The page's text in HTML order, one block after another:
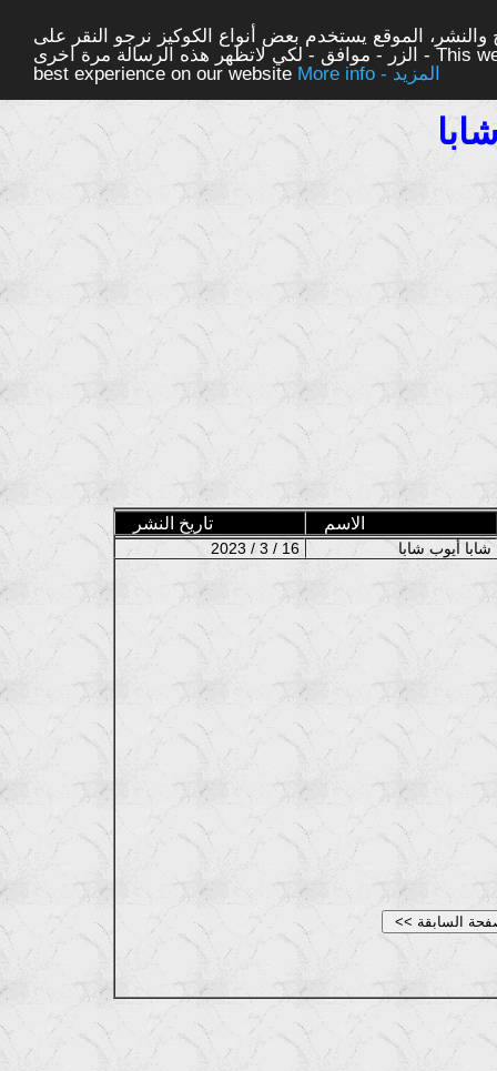
الموقع يستخدم بعض أنواع الكوكيز نرجو النقر على
الزر - موافق - لكي لاتظهر هذه الرسالة مرة اخرى - This website uses cookies to ensure you get the
best experience on our website
More info - المزيد
تاريخ النشر الاسم
2023 / 3 / 16